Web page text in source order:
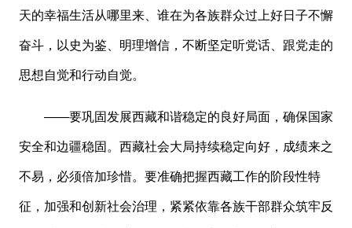
天的幸福生活从哪里来、谁在为各族群众过上好日子不懈
奋斗，以史为鉴、明理增信，不断坚定听党话、跟党走的
思想自觉和行动自觉。
——要巩固发展西藏和谐稳定的良好局面，确保国家
安全和边疆稳固。西藏社会大局持续稳定向好，成绩来之
不易，必须倍加珍惜。要准确把握西藏工作的阶段性特
征，加强和创新社会治理，紧紧依靠各族干部群众筑牢反